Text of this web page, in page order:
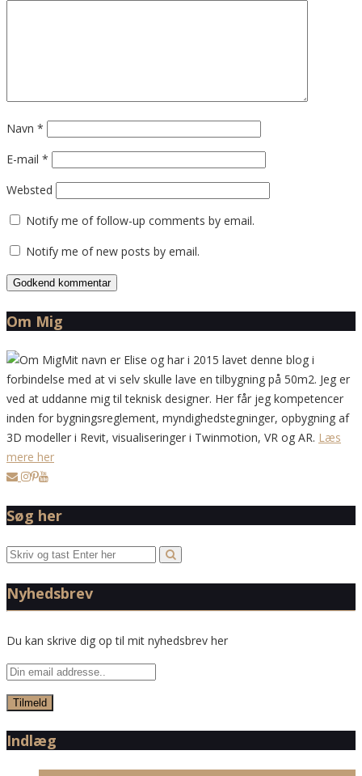
Navn *
E-mail *
Websted
Notify me of follow-up comments by email.
Notify me of new posts by email.
Om Mig
Mit navn er Elise og har i 2015 lavet denne blog i
forbindelse med at vi selv skulle lave en tilbygning på 50m2. Jeg er
ved at uddanne mig til teknisk designer. Her får jeg kompetencer
inden for bygningsreglement, myndighedstegninger, opbygning af
3D modeller i Revit, visualiseringer i Twinmotion, VR og AR. Læs
mere her
Søg her
Nyhedsbrev
Du kan skrive dig op til mit nyhedsbrev her
Indlæg